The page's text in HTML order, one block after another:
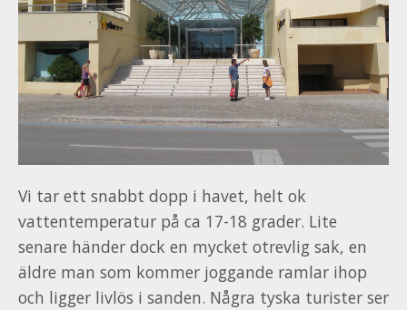
Vi tar ett snabbt dopp i havet, helt ok
vattentemperatur på ca 17-18 grader. Lite
senare händer dock en mycket otrevlig sak, en
äldre man som kommer joggande ramlar ihop
och ligger livlös i sanden. Några tyska turister ser